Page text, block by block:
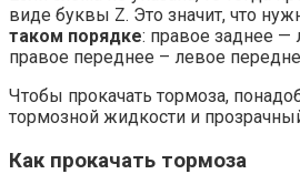
виде буквы Z. Это значит, что
таком порядке: правое заднее —
правое переднее – левое
Чтобы прокачать тормоза,
тормозной жидкости и
Как прокачать тормоза